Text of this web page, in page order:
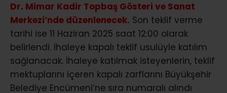
Dr. Mimar Kadir Topbaş Gösteri ve Sanat
Merkezi’nde düzenlenecek. Son teklif verme
tarihi ise 11 Haziran 2025 saat 12:00 olarak
belirlendi. İhaleye kapalı teklif usulüyle katılım
sağlanacak. İhaleye katılmak isteyenlerin, teklif
mektuplarını içeren kapalı zarflarını Büyükşehir
Belediye Encümeni’ne sıra numaralı alındı